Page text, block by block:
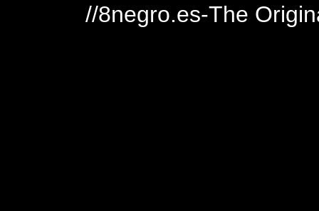
//8negro.es-The